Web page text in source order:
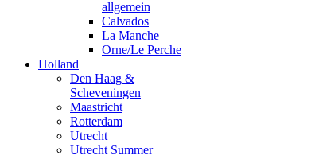
allgemein
Calvados
La Manche
Orne/Le Perche
Holland
Den Haag &
Scheveningen
Maastricht
Rotterdam
Utrecht
Utrecht Summer